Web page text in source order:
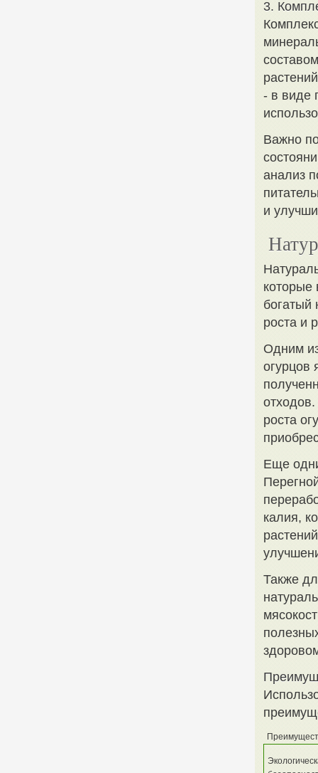
3.
- в виде
Важно
анализ
и
которые
богатый
роста и
Одним
огурцов
роста
Еще
калия,
Также